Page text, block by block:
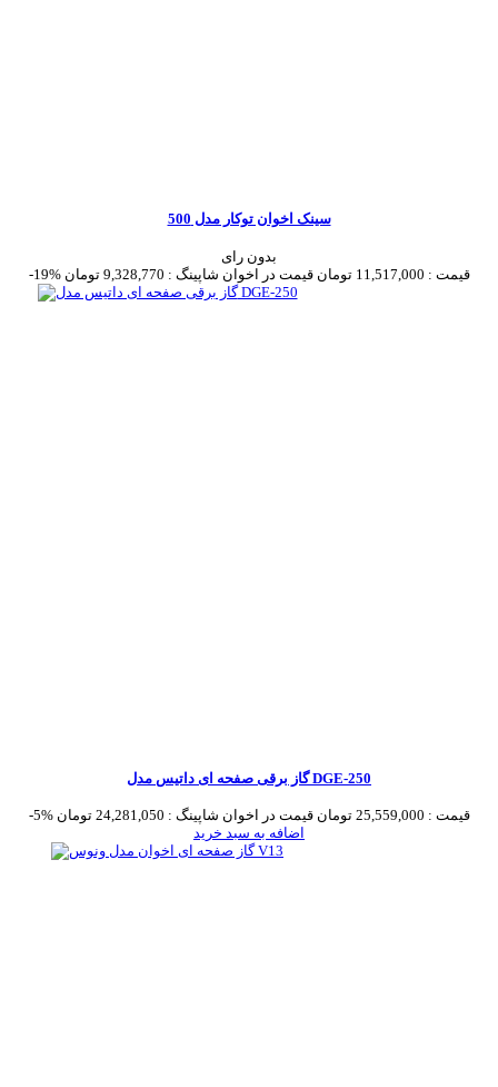
سینک اخوان توکار مدل 500
بدون رای
-19%
قیمت : 11,517,000 تومان قیمت در اخوان شاپینگ : 9,328,770 تومان
گاز برقی صفحه ای داتیس مدل DGE-250
-5% قیمت : 25,559,000 تومان قیمت در اخوان شاپینگ : 24,281,050 تومان
اضافه به سبد خرید